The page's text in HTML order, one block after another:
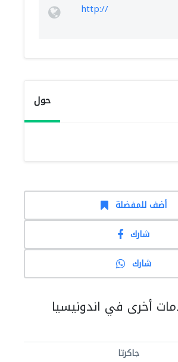
http://
حول
أضف للمفضلة
شارك
شارك
أخرى في اندونيسيا
جاكرتا